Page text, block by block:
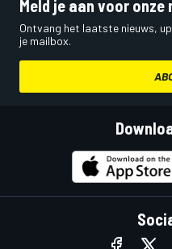
Meld je aan voor onze
Ontvang het laatste nieuws,
je mailbox.